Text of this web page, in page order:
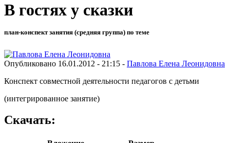
В гостях у сказки
план-конспект занятия (средняя группа) по теме
Опубликовано 16.01.2012 - 21:15 - Павлова Елена Леонидовна
Конспект совместной деятельности педагогов с детьми
(интегрированное занятие)
Скачать: